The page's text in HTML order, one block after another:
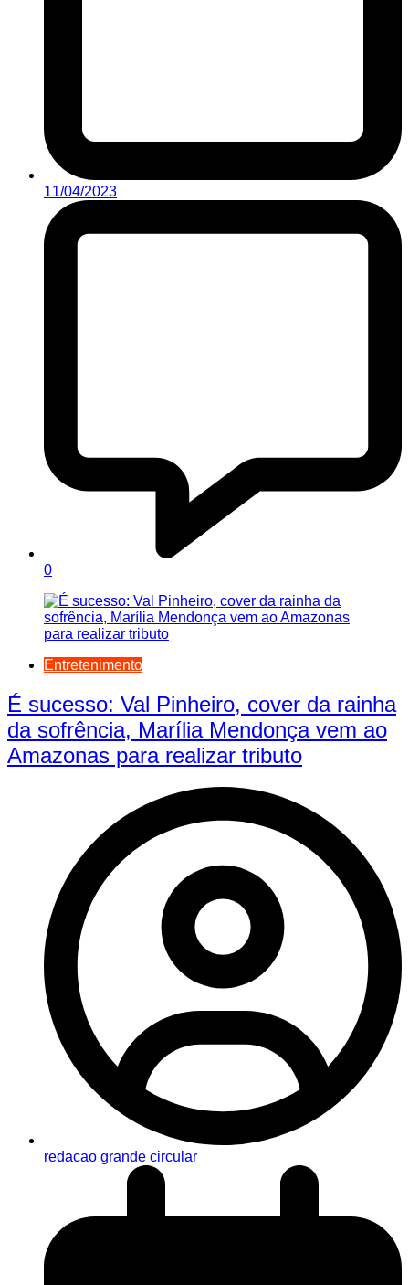
11/04/2023
0
Entretenimento
É sucesso: Val Pinheiro, cover da rainha
da sofrência, Marília Mendonça vem ao
Amazonas para realizar tributo
redacao grande circular